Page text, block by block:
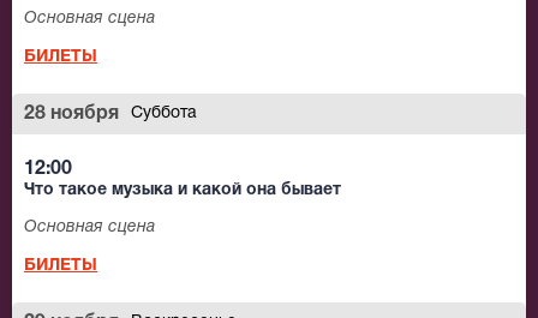
Основная сцена
БИЛЕТЫ
28 ноября Суббота
12:00
Что такое музыка и какой она бывает
Основная сцена
БИЛЕТЫ